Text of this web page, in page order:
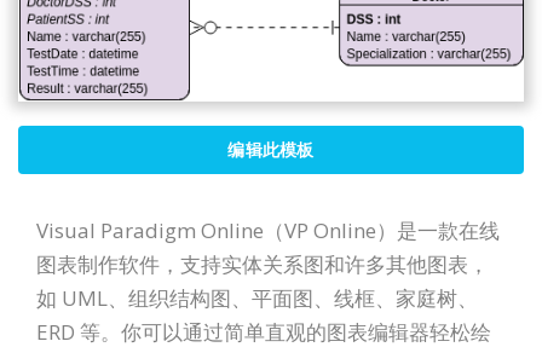
编辑此模板
Visual Paradigm Online（VP Online）是一款在线
图表制作软件，支持实体关系图和许多其他图表，
如 UML、组织结构图、平面图、线框、家庭树、
ERD 等。你可以通过简单直观的图表编辑器轻松绘